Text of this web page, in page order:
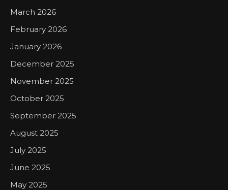
March 2026
February 2026
January 2026
December 2025
November 2025
October 2025
September 2025
August 2025
July 2025
June 2025
May 2025